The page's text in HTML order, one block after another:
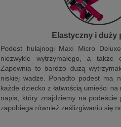
Elastyczny i duży
Podest hulajnogi Maxi Micro
niezwykle wytrzymałego, a także
Zapewnia to bardzo dużą
niskiej wadze. Ponadto podest ma
każde dziecko z łatwością umieści
napis, który znajdziemy na podeście
zapobiega również ześlizgiwaniu się